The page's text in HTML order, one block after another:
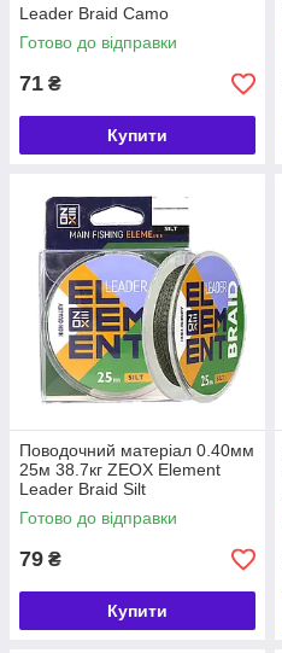
Leader Braid Camo
Готово до відправки
71 ₴
Купити
Поводочний матеріал 0.40мм
25м 38.7кг ZEOX Element
Leader Braid Silt
Готово до відправки
79 ₴
Купити